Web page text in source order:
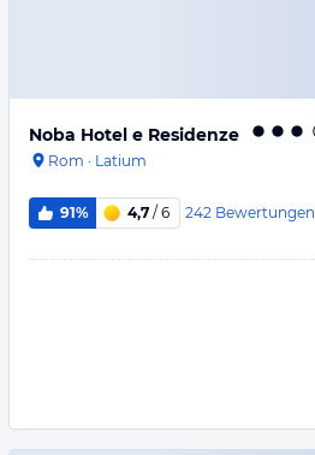
Noba Hotel e Residenze
Rom · Latium
91% 4,7 / 6 242 Bewertungen